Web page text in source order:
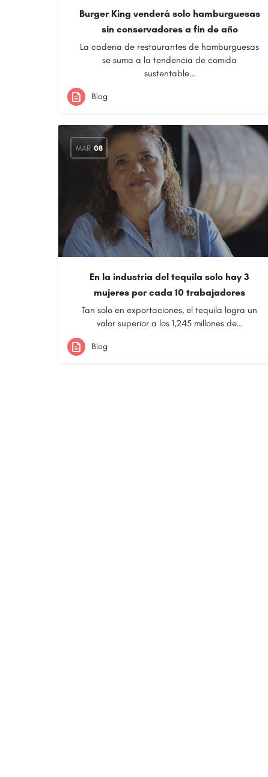
Burger King venderá solo hamburguesas
sin conservadores a fin de año
La cadena de restaurantes de hamburguesas
se suma a la tendencia de comida
sustentable…
Blog
MAR 08
En la industria del tequila solo hay 3
mujeres por cada 10 trabajadores
Tan solo en exportaciones, el tequila logra un
valor superior a los 1,245 millones de…
Blog